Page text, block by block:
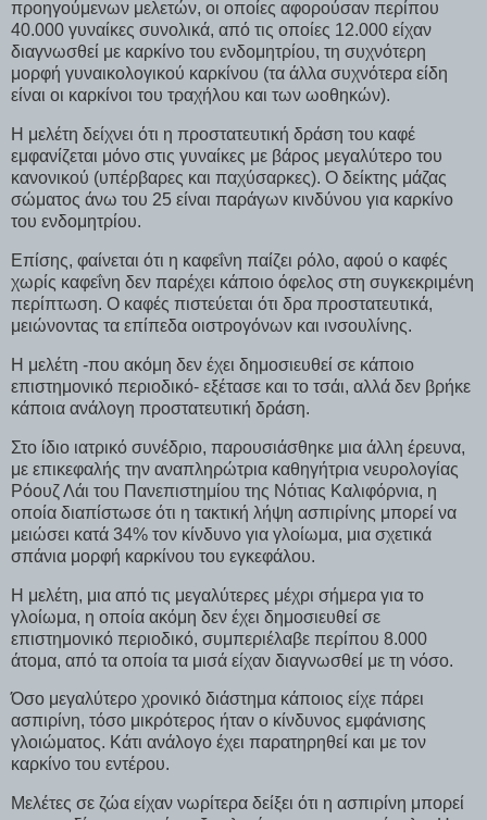
προηγούμενων μελετών, οι οποίες αφορούσαν περίπου
40.000 γυναίκες συνολικά, από τις οποίες 12.000 είχαν
διαγνωσθεί με καρκίνο του ενδομητρίου, τη συχνότερη
μορφή γυναικολογικού καρκίνου (τα άλλα συχνότερα είδη
είναι οι καρκίνοι του τραχήλου και των ωοθηκών).
Η μελέτη δείχνει ότι η προστατευτική δράση του καφέ
εμφανίζεται μόνο στις γυναίκες με βάρος μεγαλύτερο του
κανονικού (υπέρβαρες και παχύσαρκες). Ο δείκτης μάζας
σώματος άνω του 25 είναι παράγων κινδύνου για καρκίνο
του ενδομητρίου.
Επίσης, φαίνεται ότι η καφεΐνη παίζει ρόλο, αφού ο καφές
χωρίς καφεΐνη δεν παρέχει κάποιο όφελος στη συγκεκριμένη
περίπτωση. Ο καφές πιστεύεται ότι δρα προστατευτικά,
μειώνοντας τα επίπεδα οιστρογόνων και ινσουλίνης.
Η μελέτη -που ακόμη δεν έχει δημοσιευθεί σε κάποιο
επιστημονικό περιοδικό- εξέτασε και το τσάι, αλλά δεν βρήκε
κάποια ανάλογη προστατευτική δράση.
Στο ίδιο ιατρικό συνέδριο, παρουσιάσθηκε μια άλλη έρευνα,
με επικεφαλής την αναπληρώτρια καθηγήτρια νευρολογίας
Ρόουζ Λάι του Πανεπιστημίου της Νότιας Καλιφόρνια, η
οποία διαπίστωσε ότι η τακτική λήψη ασπιρίνης μπορεί να
μειώσει κατά 34% τον κίνδυνο για γλοίωμα, μια σχετικά
σπάνια μορφή καρκίνου του εγκεφάλου.
Η μελέτη, μια από τις μεγαλύτερες μέχρι σήμερα για το
γλοίωμα, η οποία ακόμη δεν έχει δημοσιευθεί σε
επιστημονικό περιοδικό, συμπεριέλαβε περίπου 8.000
άτομα, από τα οποία τα μισά είχαν διαγνωσθεί με τη νόσο.
Όσο μεγαλύτερο χρονικό διάστημα κάποιος είχε πάρει
ασπιρίνη, τόσο μικρότερος ήταν ο κίνδυνος εμφάνισης
γλοιώματος. Κάτι ανάλογο έχει παρατηρηθεί και με τον
καρκίνο του εντέρου.
Μελέτες σε ζώα είχαν νωρίτερα δείξει ότι η ασπιρίνη μπορεί